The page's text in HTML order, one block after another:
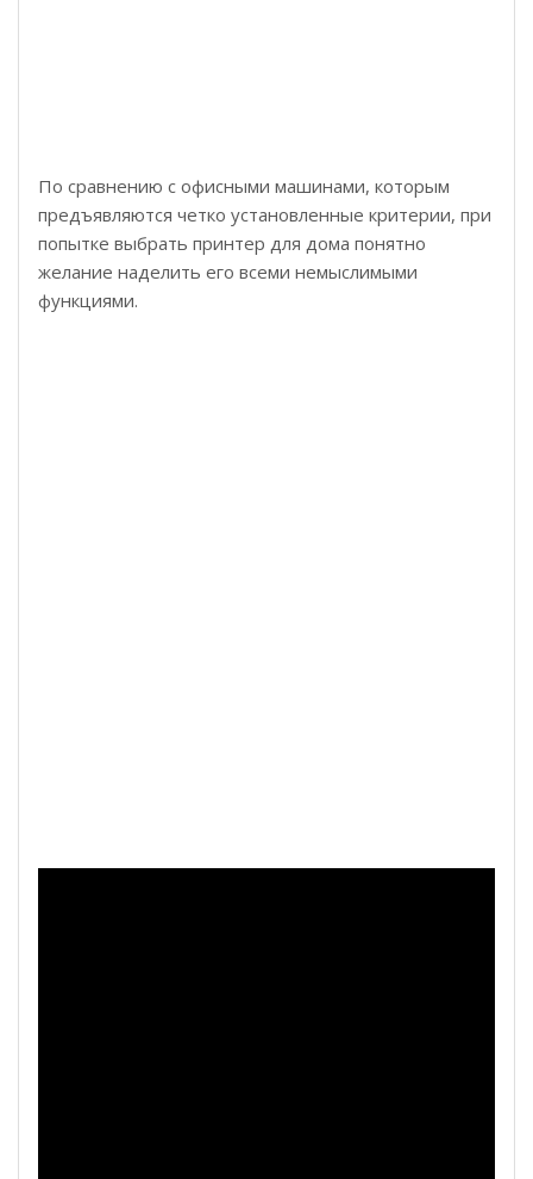
По сравнению с офисными машинами, которым
предъявляются четко установленные критерии, при
попытке выбрать принтер для дома понятно
желание наделить его всеми немыслимыми
функциями.